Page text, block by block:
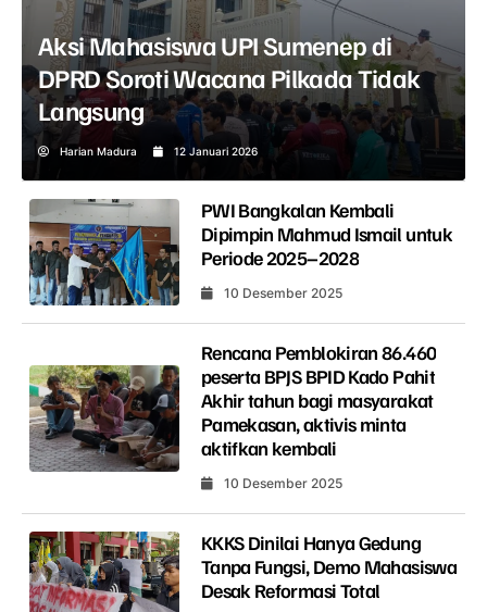
Aksi Mahasiswa UPI Sumenep di
DPRD Soroti Wacana Pilkada Tidak
Langsung
Harian Madura 12 Januari 2026
PWI Bangkalan Kembali
Dipimpin Mahmud Ismail untuk
Periode 2025–2028
10 Desember 2025
Rencana Pemblokiran 86.460
peserta BPJS BPID Kado Pahit
Akhir tahun bagi masyarakat
Pamekasan, aktivis minta
aktifkan kembali
10 Desember 2025
KKKS Dinilai Hanya Gedung
Tanpa Fungsi, Demo Mahasiswa
Desak Reformasi Total